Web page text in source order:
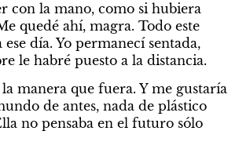
con la mano, como si hubiera
quedé ahí, magra. Todo este
día. Yo permanecí sentada,
le habré puesto a la distancia.
manera que fuera. Y me gustaría
de antes, nada de plástico
no pensaba en el futuro sólo